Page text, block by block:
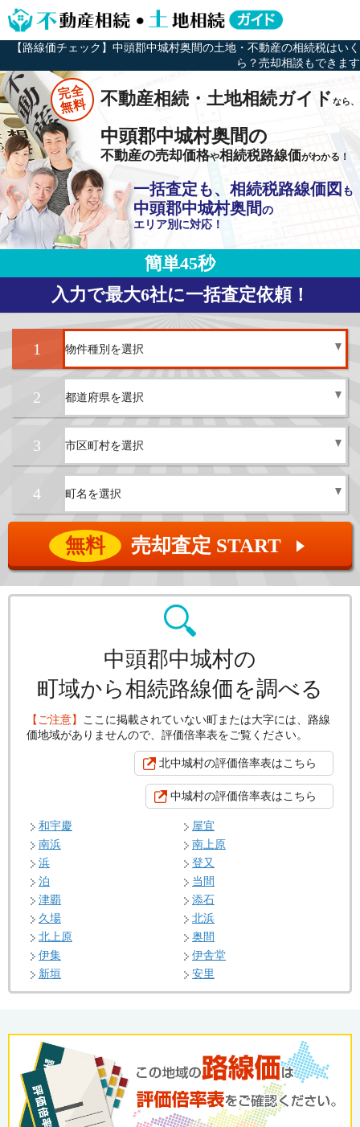
【路線価チェック】中頭郡中城村奥間の土地・不動産の相続税はいく
ら？売却相談もできます
完全
無料 不動産相続・土地相続ガイドなら、
中頭郡中城村奥間の
不動産の売却価格や相続税路線価がわかる！
一括査定も、相続税路線価図 も
中頭郡中城村奥間の
エリア別に対応！
簡単45秒
入力で最大6社に一括査定依頼！
1
2
3
4
無料 売却査定 START ▲
中頭郡中城村の
町域から相続路線価を調べる
【ご注意】 ここに掲載されていない町または大字には、路線
価地域がありませんので、評価倍率表をご覧ください。
北中城村の評価倍率表はこちら
中城村の評価倍率表はこちら
和宇慶
屋宜
南浜
南上原
浜
登又
泊
当間
津覇
添石
久場
北浜
北上原
奥間
伊集
伊舎堂
新垣
安里